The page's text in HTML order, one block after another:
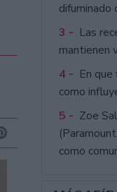
difuminado
3 - Las
mantienen
4 - En
como
5 - Zoe
como